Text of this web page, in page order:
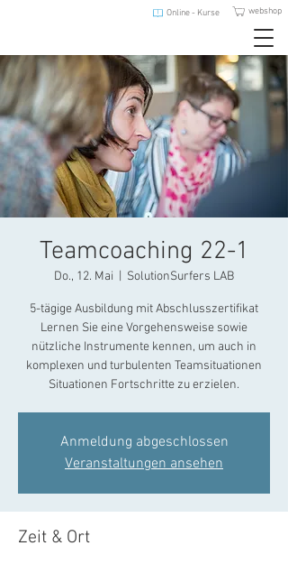
webshop
Online - Kurse
Teamcoaching 22-1
Do., 12. Mai SolutionSurfers LAB
5-tägige Ausbildung mit Abschlusszertifikat
Lernen Sie eine Vorgehensweise sowie
nützliche Instrumente kennen, um auch in
komplexen und turbulenten Teamsituationen
Situationen Fortschritte zu erzielen.
Anmeldung abgeschlossen
Veranstaltungen ansehen
Zeit & Ort